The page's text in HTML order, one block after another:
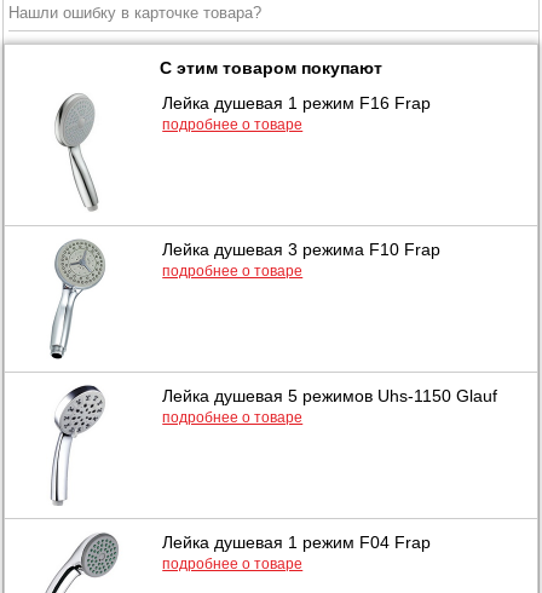
Нашли ошибку в карточке товара?
С этим товаром покупают
Лейка душевая 1 режим F16 Frap
подробнее о товаре
Лейка душевая 3 режима F10 Frap
подробнее о товаре
Лейка душевая 5 режимов Uhs-1150 Glauf
подробнее о товаре
Лейка душевая 1 режим F04 Frap
подробнее о товаре